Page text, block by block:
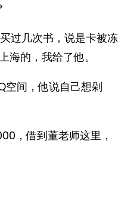
过几次书，说是卡被冻
的，我给了他。
空间，他说自己想剁
，借到董老师这里，